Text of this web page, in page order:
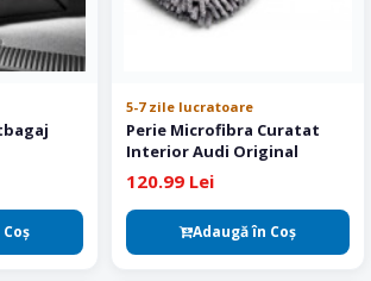
5-7 zile lucratoare
Perie Microfibra Curatat
Interior Audi Original
120.99 Lei
Adaugă în Coş